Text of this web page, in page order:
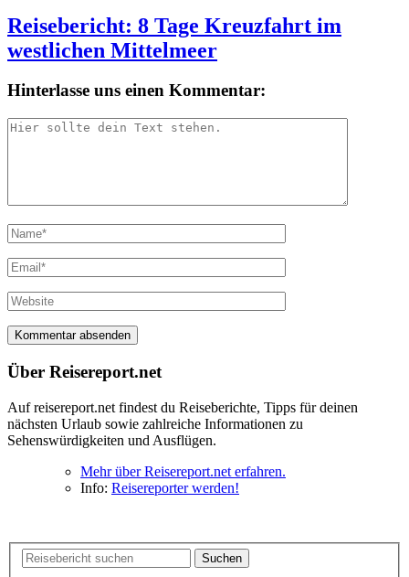
Reisebericht: 8 Tage Kreuzfahrt im
westlichen Mittelmeer
Hinterlasse uns einen Kommentar:
Über Reisereport.net
Auf reisereport.net findest du Reiseberichte, Tipps für deinen
nächsten Urlaub sowie zahlreiche Informationen zu
Sehenswürdigkeiten und Ausflügen.
Mehr über Reisereport.net erfahren.
Info: Reisereporter werden!
Suchen